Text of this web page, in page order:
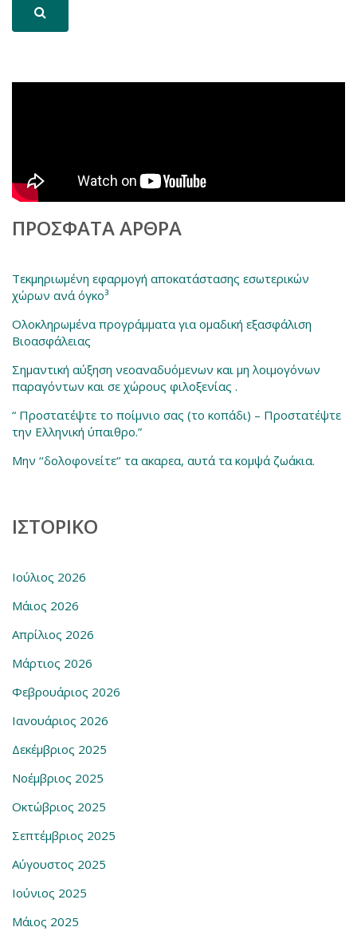
ΠΡΌΣΦΑΤΑ ΆΡΘΡΑ
Τεκμηριωμένη εφαρμογή αποκατάστασης εσωτερικών
χώρων ανά όγκο³
Ολοκληρωμένα προγράμματα για ομαδική εξασφάλιση
Βιοασφάλειας
Σημαντική αύξηση νεοαναδυόμενων και μη λοιμογόνων
παραγόντων και σε χώρους φιλοξενίας .
“ Προστατέψτε το ποίμνιο σας (το κοπάδι) – Προστατέψτε
την Ελληνική ύπαιθρο.”
Μην ‘‘δολοφονείτε‘’ τα ακαρεα, αυτά τα κομψά ζωάκια.
ΙΣΤΟΡΙΚΌ
Ιούλιος 2026
Μάιος 2026
Απρίλιος 2026
Μάρτιος 2026
Φεβρουάριος 2026
Ιανουάριος 2026
Δεκέμβριος 2025
Νοέμβριος 2025
Οκτώβριος 2025
Σεπτέμβριος 2025
Αύγουστος 2025
Ιούνιος 2025
Μάιος 2025